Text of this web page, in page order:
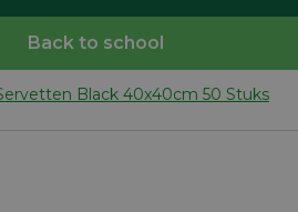
Back to school
Black 40x40cm 50 Stuks